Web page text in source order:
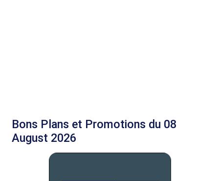
Bons Plans et Promotions du 08
August 2026